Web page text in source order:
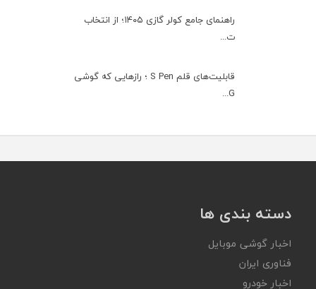
راهنمای جامع کولر گازی ۱۴۰۵؛ از انتخاب
ت...
قابلیت‌های قلم S Pen ؛ رازهایی که گوشی
G...
دسته بندی ها
اخبار گوشی موبایل
فناوری ایران
اخبار خودرو